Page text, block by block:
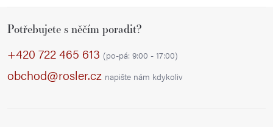
Potřebujete s něčím poradit?
+420 722 465 613 (po-pá: 9:00 - 17:00)
obchod@rosler.cz napište nám kdykoliv